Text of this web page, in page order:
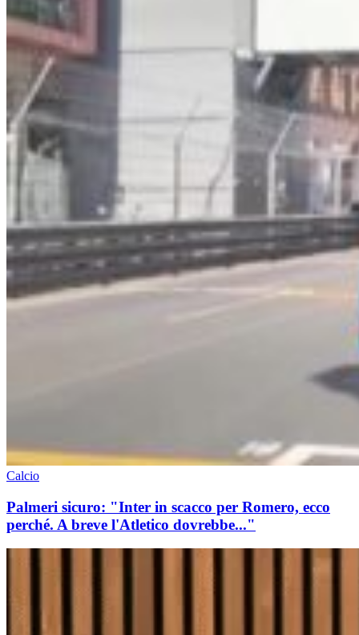
Calcio
Palmeri sicuro: "Inter in scacco per Romero, ecco
perché. A breve l'Atletico dovrebbe..."